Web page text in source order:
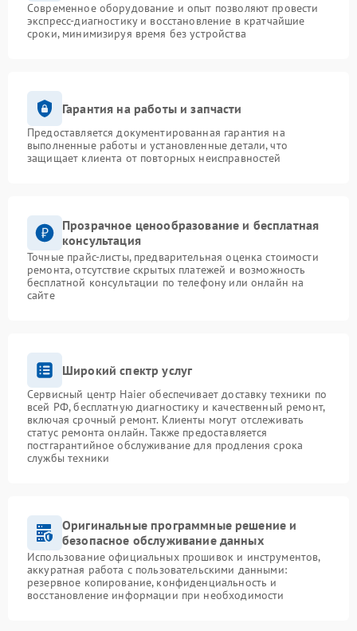
Современное оборудование и опыт позволяют провести
экспресс-диагностику и восстановление в кратчайшие
сроки, минимизируя время без устройства
Гарантия на работы и запчасти
Предоставляется документированная гарантия на
выполненные работы и установленные детали, что
защищает клиента от повторных неисправностей
Прозрачное ценообразование и бесплатная
консультация
Точные прайс-листы, предварительная оценка стоимости
ремонта, отсутствие скрытых платежей и возможность
бесплатной консультации по телефону или онлайн на
сайте
Широкий спектр услуг
Сервисный центр Haier обеспечивает доставку техники по
всей РФ, бесплатную диагностику и качественный ремонт,
включая срочный ремонт. Клиенты могут отслеживать
статус ремонта онлайн. Также предоставляется
постгарантийное обслуживание для продления срока
службы техники
Оригинальные программные решение и
безопасное обслуживание данных
Использование официальных прошивок и инструментов,
аккуратная работа с пользовательскими данными:
резервное копирование, конфиденциальность и
восстановление информации при необходимости